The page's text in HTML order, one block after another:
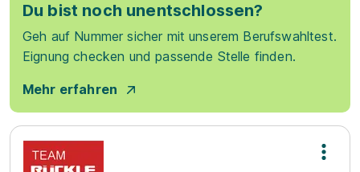
Du bist noch unentschlossen?
Geh auf Nummer sicher mit unserem Berufswahltest.
Eignung checken und passende Stelle finden.
Mehr erfahren